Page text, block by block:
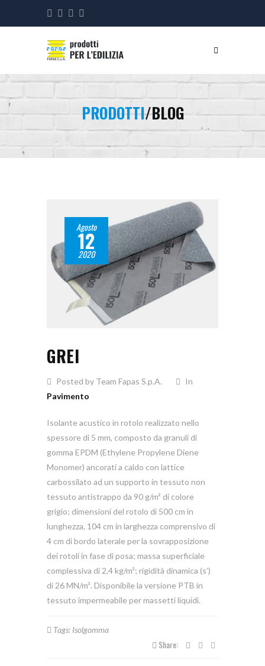
PRODOTTI/BLOG
Agosto
12
2020
0
Comment
GREI
Posted by Team Fapas S.p.A.
In
Pavimento
Isolante acustico in rotolo realizzato nello
spessore di 5 mm, composto da granuli di
gomma EPDM (Ethylene Propylene Diene
Monomer) ancorati a caldo con lattice
carbossilato ad un supporto in tessuto non
tessuto antistrappo da 90 g/m² di colore
grigio; dimensioni del rotolo di 500 cm in
lunghezza, 104 cm in larghezza comprensivo di
4 cm di bordo laterale per la sovrapposizione
dei rotoli in fase di posa; massa superficiale
complessiva di 2,4 kg/m²; rigidità dinamica (s’)
di 26 MN/m³. Disponibile la versione PTB in
tessuto impermeabile per massetti liquidi.
Tags: Isolgomma
Share: